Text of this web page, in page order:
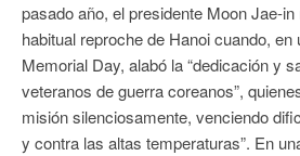
pasado año, el presidente Moon Jae-
habitual reproche de Hanoi cuando,
Memorial Day, alabó la “dedicación y
veteranos de guerra coreanos”,
misión silenciosamente, venciendo
y contra las altas temperaturas”. En